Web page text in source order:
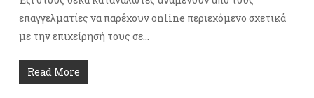
επαγγελματίες να παρέχουν online περιεχόμενο σχετικά
με την επιχείρησή τους σε…
Read More